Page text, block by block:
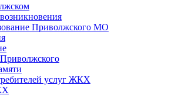
Приволжского МО
услуг ЖКХ